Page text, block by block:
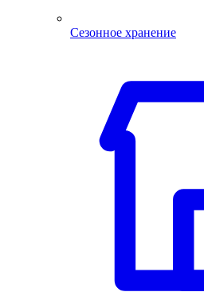
Сезонное хранение